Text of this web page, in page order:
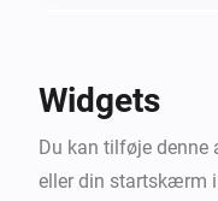
Sø
Søen blev
Widgets
Du kan tilføje denne
eller din startskærm